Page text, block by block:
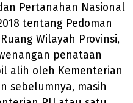
Pertanahan Nasional
tentang Pedoman
Wilayah Provinsi,
penataan
alih oleh Kementerian
sebelumnya, masih